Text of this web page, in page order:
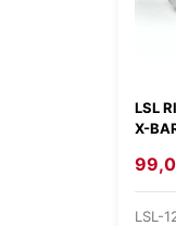
LSL
X-
LSL-